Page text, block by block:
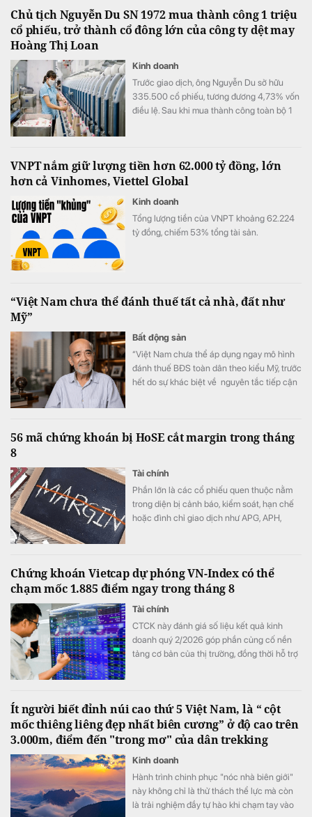
Chủ tịch Nguyễn Du SN 1972 mua thành công 1 triệu
cổ phiếu, trở thành cổ đông lớn của công ty dệt may
Hoàng Thị Loan
Kinh doanh
Trước giao dịch, ông Nguyễn Du sở hữu
335.500 cổ phiếu, tương đương 4,73% vốn
điều lệ. Sau khi mua thành công toàn bộ 1
VNPT nắm giữ lượng tiền hơn 62.000 tỷ đồng, lớn
hơn cả Vinhomes, Viettel Global
Kinh doanh
Tổng lượng tiền của VNPT khoảng 62.224
tỷ đồng, chiếm 53% tổng tài sản.
“Việt Nam chưa thể đánh thuế tất cả nhà, đất như
Mỹ”
Bất động sản
“Việt Nam chưa thể áp dụng ngay mô hình
đánh thuế BĐS toàn dân theo kiểu Mỹ, trước
hết do sự khác biệt về nguyên tắc tiếp cận
56 mã chứng khoán bị HoSE cắt margin trong tháng
8
Tài chính
Phần lớn là các cổ phiếu quen thuộc nằm
trong diện bị cảnh báo, kiểm soát, hạn chế
hoặc đình chỉ giao dịch như APG, APH,
Chứng khoán Vietcap dự phóng VN-Index có thể
chạm mốc 1.885 điểm ngay trong tháng 8
Tài chính
CTCK này đánh giá số liệu kết quả kinh
doanh quý 2/2026 góp phần củng cố nền
tảng cơ bản của thị trường, đồng thời hỗ trợ
Ít người biết đỉnh núi cao thứ 5 Việt Nam, là “ cột
mốc thiêng liêng đẹp nhất biên cương” ở độ cao trên
3.000m, điểm đến "trong mơ" của dân trekking
Kinh doanh
Hành trình chinh phục "nóc nhà biên giới"
này không chỉ là thử thách thể lực mà còn
là trải nghiệm đầy tự hào khi chạm tay vào